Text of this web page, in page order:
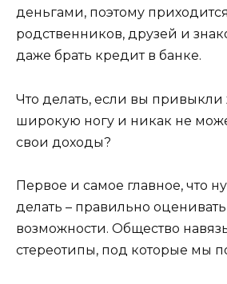
деньгами, поэтому
родственников, друзей и
даже брать кредит в банке.
Что делать, если вы привыкли
широкую ногу и никак не
свои доходы?
Первое и самое главное, что
делать – правильно
возможности. Общество
стереотипы, под которые мы